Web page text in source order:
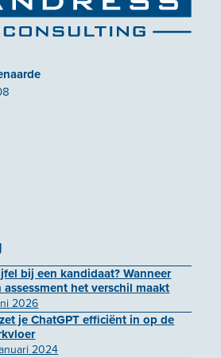
bij een kandidaat? Wanneer
assessment het verschil maakt
2026
je ChatGPT efficiënt in op de
2024